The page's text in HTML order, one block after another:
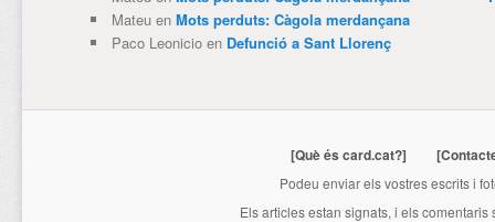
Mateuen Mots perduts: Càgola merdançana
Paco Leonicioen Defunció a Sant Llorenç
[Què és card.cat?]
Podeu enviar els vostres escrits i
Els articles estan signats, i els